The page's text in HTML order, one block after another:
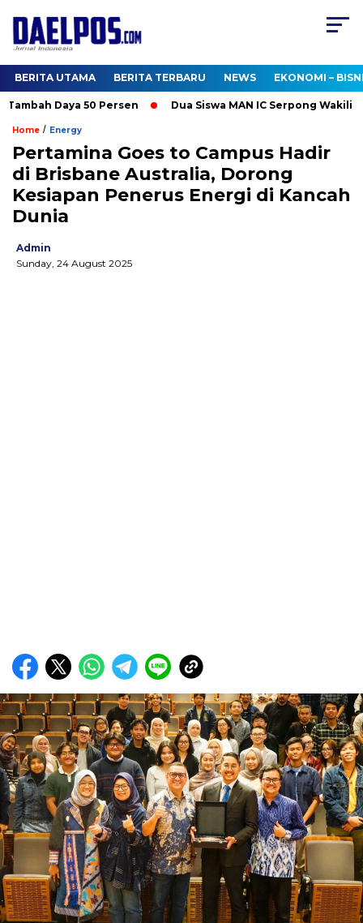
BERITA UTAMA BERITA TERBARU NEWS EKONOMI –
Daya 50 Persen Dua Siswa MAN IC Serpong Wakili RI
Home / Energy
Pertamina Goes to Campus Hadir
di Brisbane Australia, Dorong
Kesiapan Penerus Energi di Kancah
Dunia
Admin
Sunday, 24 August 2025